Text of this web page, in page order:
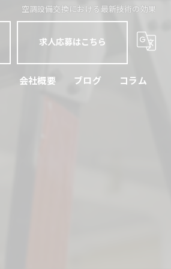
空調設備交換における最新技術の効果
求人応募はこちら
会社概要 ブログ コラム